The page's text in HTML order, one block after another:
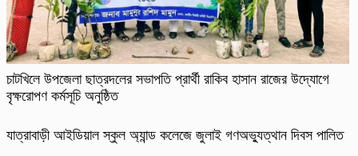
চাটখিলে উপজেলা ছাত্রদলের সভাপতি প্রার্থী রাকিব হাসান রাজের উদ্যোগে
বৃক্ষরোপণ কর্মসূচি অনুষ্ঠিত
যাত্রাবাড়ী আইডিয়াল স্কুল অ্যান্ড কলেজে জুলাই গণঅভ্যুত্থান দিবস পালিত